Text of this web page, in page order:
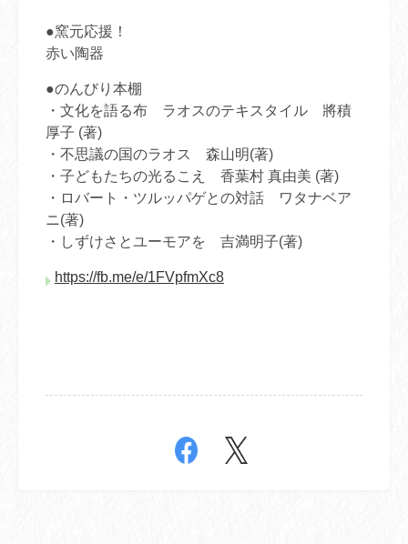
●窯元応援！
赤い陶器
●のんびり本棚
・文化を語る布 ラオスのテキスタイル 將積
厚子 (著)
・不思議の国のラオス 森山明(著)
・子どもたちの光るこえ 香葉村 真由美 (著)
・ロバート・ツルッパゲとの対話 ワタナベア
ニ(著)
・しずけさとユーモアを 吉満明子(著)
https://fb.me/e/1FVpfmXc8